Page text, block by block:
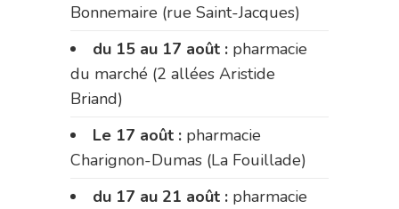
Bonnemaire (rue Saint-Jacques)
du 15 au 17 août : pharmacie
du marché (2 allées Aristide
Briand)
Le 17 août : pharmacie
Charignon-Dumas (La Fouillade)
du 17 au 21 août : pharmacie